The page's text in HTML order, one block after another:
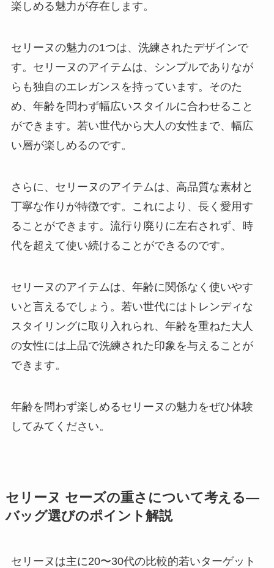
楽しめる魅力が存在します。
セリーヌの魅力の1つは、洗練されたデザインで
す。セリーヌのアイテムは、シンプルでありなが
らも独自のエレガンスを持っています。そのた
め、年齢を問わず幅広いスタイルに合わせること
ができます。若い世代から大人の女性まで、幅広
い層が楽しめるのです。
さらに、セリーヌのアイテムは、高品質な素材と
丁寧な作りが特徴です。これにより、長く愛用す
ることができます。流行り廃りに左右されず、時
代を超えて使い続けることができるのです。
セリーヌのアイテムは、年齢に関係なく使いやす
いと言えるでしょう。若い世代にはトレンディな
スタイリングに取り入れられ、年齢を重ねた大人
の女性には上品で洗練された印象を与えることが
できます。
年齢を問わず楽しめるセリーヌの魅力をぜひ体験
してみてください。
セリーヌ セーズの重さについて考える―
バッグ選びのポイント解説
セリーヌは主に20〜30代の比較的若いターゲット